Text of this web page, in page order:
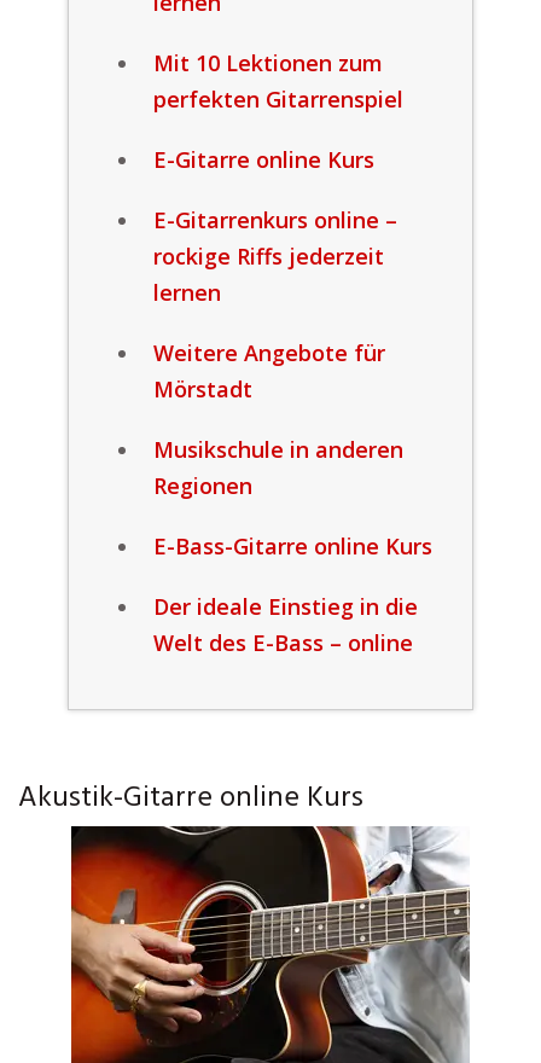
Mit 10 Lektionen zum
perfekten Gitarrenspiel
E-Gitarre online Kurs
E-Gitarrenkurs online –
rockige Riffs jederzeit
lernen
Weitere Angebote für
Mörstadt
Musikschule in anderen
Regionen
E-Bass-Gitarre online Kurs
Der ideale Einstieg in die
Welt des E-Bass – online
Akustik-Gitarre online Kurs